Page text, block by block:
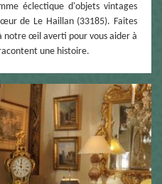
éclectique d'objets vintages
de Le Haillan (33185). Faites
notre œil averti pour vous aider à
une histoire.